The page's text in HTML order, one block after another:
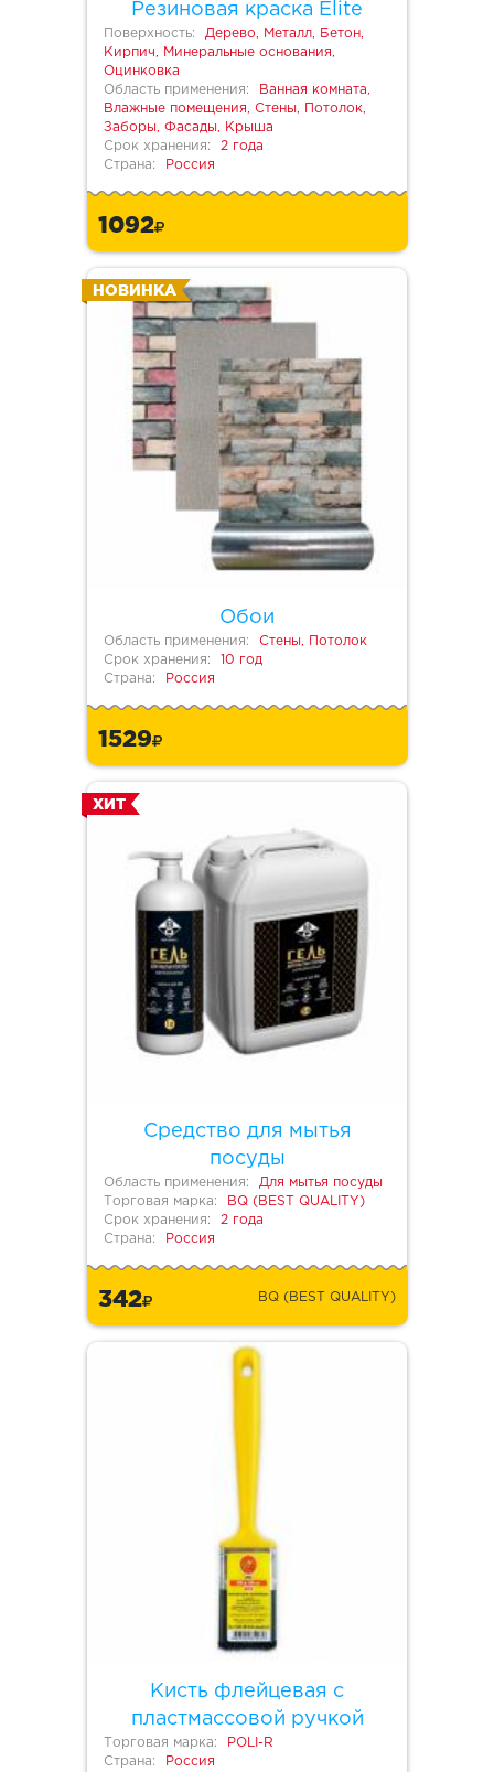
Резиновая краска Elite
Поверхность:
Дерево, Металл, Бетон,
Кирпич, Минеральные основания,
Оцинковка
Область применения:
Ванная комната,
Влажные помещения, Стены, Потолок,
Заборы, Фасады, Крыша
Срок хранения:
2 года
Страна:
Россия
1092
Обои
НОВИНКА
Область применения:
Стены, Потолок
Срок хранения:
10 год
Страна:
Россия
1529
Средство для мытья
посуды
ХИТ
Область применения:
Для мытья посуды
Торговая марка:
BQ (BEST QUALITY)
Срок хранения:
2 года
Страна:
Россия
342 BQ (BEST QUALITY)
Кисть флейцевая с
пластмассовой ручкой
Торговая марка:
POLI-R
Страна:
Россия